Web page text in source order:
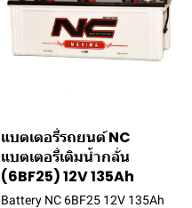
แบตเตอรี่รถยนต์ NC
แบตเตอรี่เติมน้ำกลั่น
(6BF25) 12V 135Ah
Battery NC 6BF25 12V 135Ah